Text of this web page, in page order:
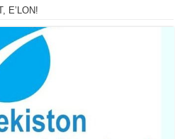
EʼLON!